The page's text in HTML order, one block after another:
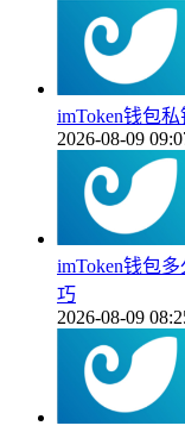
imToken钱包
2026-08-09
imToken钱包
巧
2026-08-09